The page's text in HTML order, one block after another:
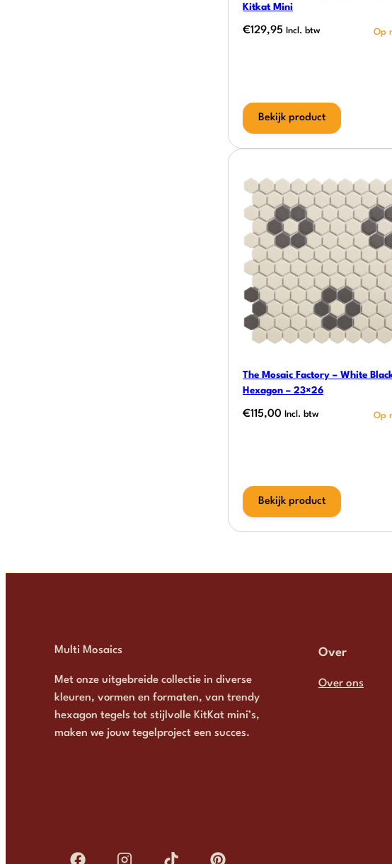
Kitkat Mini
€129,95 Incl. btw
Bekijk product
The Mosaic Factory – White
Hexagon – 23×26
€115,00 Incl. btw
Bekijk product
Multi Mosaics
Met onze uitgebreide collectie in diverse
kleuren, vormen en formaten, van trendy
hexagon tegels tot stijlvolle KitKat mini’s,
maken we jouw tegelproject een succes.
Over
Over ons